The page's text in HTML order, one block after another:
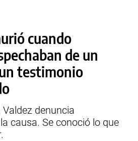
cuando
de un
testimonio
denuncia
causa. Se conoció lo que